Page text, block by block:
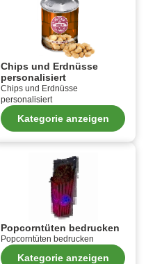
Chips und Erdnüsse
personalisiert
Chips und Erdnüsse
personalisiert
Kategorie anzeigen
Popcorntüten bedrucken
Popcorntüten bedrucken
Kategorie anzeigen